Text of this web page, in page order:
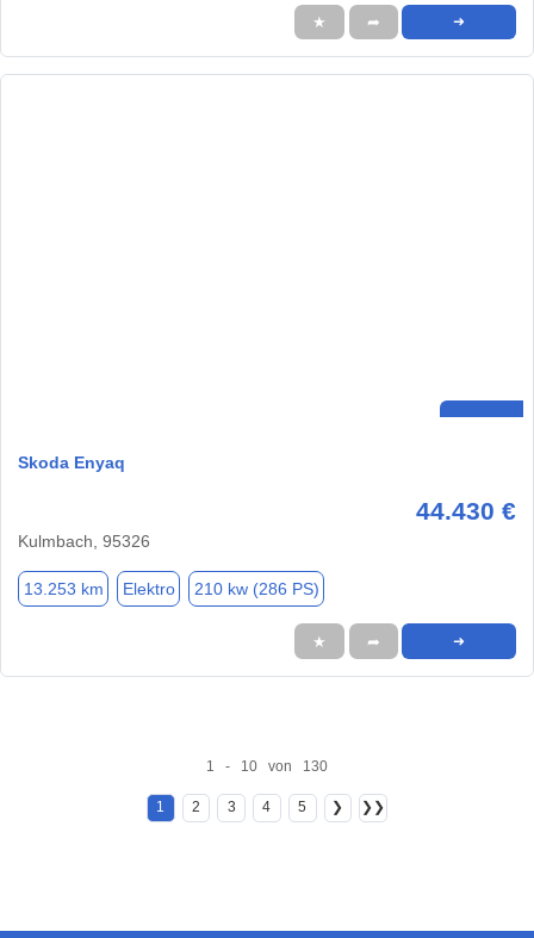
★ ➦ ➜
Skoda Enyaq
44.430 €
Kulmbach, 95326
13.253 km Elektro 210 kw (286 PS)
★ ➦ ➜
1 - 10 von 130
1 2 3 4 5 ❯ ❯❯